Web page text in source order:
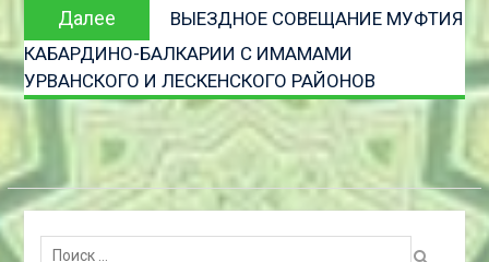
Далее
Следующая
запись
ВЫЕЗДНОЕ СОВЕЩАНИЕ МУФТИЯ
КАБАРДИНО-БАЛКАРИИ С ИМАМАМИ
УРВАНСКОГО И ЛЕСКЕНСКОГО РАЙОНОВ
Поиск: